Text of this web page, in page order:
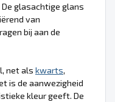
glasachtige glans
van
bij aan de
net als kwarts,
is de aanwezigheid
kleur geeft. De